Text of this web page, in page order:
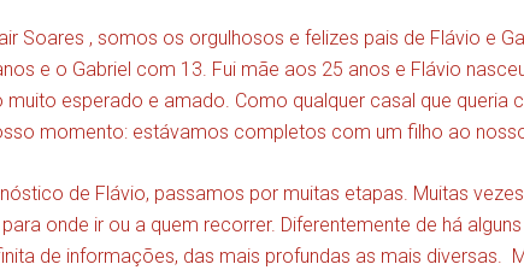
Soares , somos os orgulhosos e felizes pais de Flávio e
e o Gabriel com 13. Fui mãe aos 25 anos e Flávio
muito esperado e amado. Como qualquer casal que queria
momento: estávamos completos com um filho ao
de Flávio, passamos por muitas etapas. Muitas
onde ir ou a quem recorrer. Diferentemente de há
de informações, das mais profundas as mais diversas.